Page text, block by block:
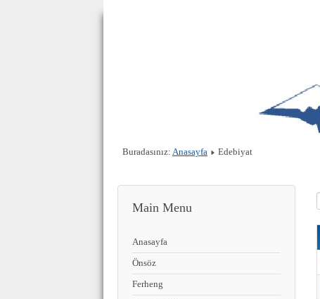
Buradasınız: Anasayfa Edebiyat
Main Menu
Anasayfa
Önsöz
Ferheng